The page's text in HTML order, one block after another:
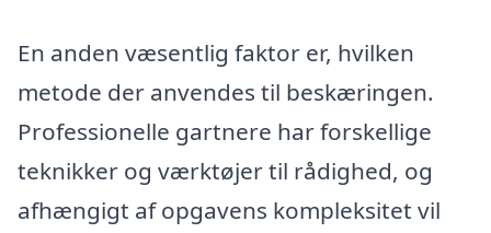
En anden væsentlig faktor er, hvilken
metode der anvendes til beskæringen.
Professionelle gartnere har forskellige
teknikker og værktøjer til rådighed, og
afhængigt af opgavens kompleksitet vil